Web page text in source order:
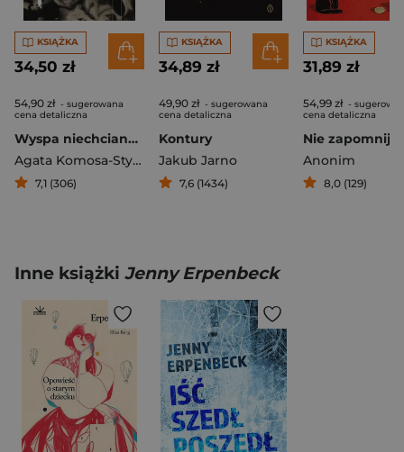
KSIĄŻKA
34,50 zł
54,90 zł - sugerowana
cena detaliczna
Wyspa niechcianych kobiet
Agata Komosa-Styczeń
7,1 (306)
KSIĄŻKA
34,89 zł
49,90 zł - sugerowana
cena detaliczna
Kontury
Jakub Jarno
7,6 (1434)
KSIĄŻKA
31,89 zł
54,99 zł -
cena detaliczna
Anonim
8,0 (129)
Inne książki Jenny Erpenbeck